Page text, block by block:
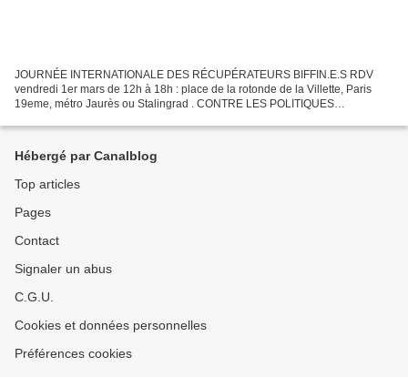
JOURNÉE INTERNATIONALE DES RÉCUPÉRATEURS BIFFIN.E.S RDV
vendredi 1er mars de 12h à 18h : place de la rotonde de la Villette, Paris
19eme, métro Jaurès ou Stalingrad . CONTRE LES POLITIQUES
LE...
Hébergé par Canalblog
Top articles
Pages
Contact
Signaler un abus
C.G.U.
Cookies et données personnelles
Préférences cookies